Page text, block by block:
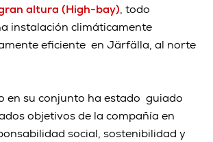
altura (High-bay), todo
instalación climáticamente
eficiente en Järfälla, al norte
en su conjunto ha estado guiado
objetivos de la compañía en
social, sostenibilidad y